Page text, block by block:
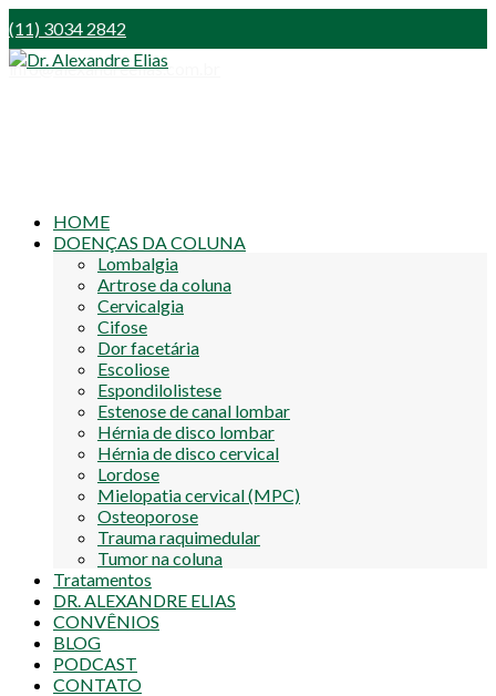
(11) 3034 2842
info@alexandreelias.com.br
HOME
DOENÇAS DA COLUNA
Lombalgia
Artrose da coluna
Cervicalgia
Cifose
Dor facetária
Escoliose
Espondilolistese
Estenose de canal lombar
Hérnia de disco lombar
Hérnia de disco cervical
Lordose
Mielopatia cervical (MPC)
Osteoporose
Trauma raquimedular
Tumor na coluna
Tratamentos
DR. ALEXANDRE ELIAS
CONVÊNIOS
BLOG
PODCAST
CONTATO